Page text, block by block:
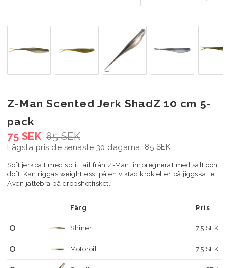
Z-Man Scented Jerk ShadZ 10 cm 5-
pack
85 SEK
75 SEK
Lägsta pris de senaste 30 dagarna 85 SEK
Soft jerkbait med split tail från Z-Man. impregnerat med salt och
doft. Kan riggas weightless, på en viktad krok eller på jiggskalle.
Även jättebra på dropshotfisket.
Färg Pris
Shiner 75 SEK
Motoroil 75 SEK